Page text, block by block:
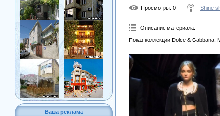
Ваша реклама
Просмотры: 0 Shine
Описание материала:
Показ коллекции Dolce & Gabbana.